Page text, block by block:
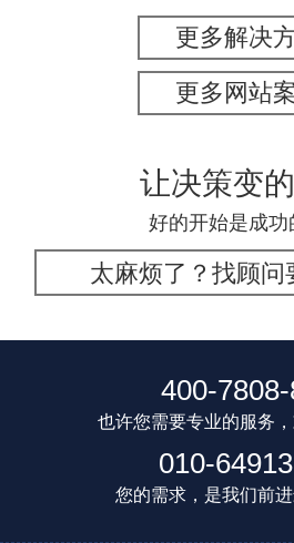
更多解决
更多网站
让决策变
好的开始是成功
太麻烦了？找顾问
400-
也许您需要专业的服务
010-
您的需求，是我们前